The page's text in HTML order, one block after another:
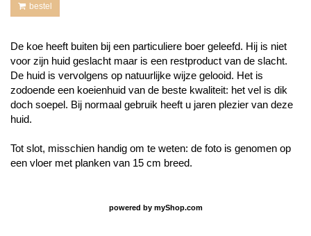
bestel
De koe heeft buiten bij een particuliere boer geleefd. Hij is niet
voor zijn huid geslacht maar is een restproduct van de slacht.
De huid is vervolgens op natuurlijke wijze gelooid. Het is
zodoende een koeienhuid van de beste kwaliteit: het vel is dik
doch soepel. Bij normaal gebruik heeft u jaren plezier van deze
huid.
Tot slot, misschien handig om te weten: de foto is genomen op
een vloer met planken van 15 cm breed.
powered by myShop.com